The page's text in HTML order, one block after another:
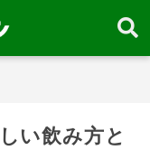
い飲み方と